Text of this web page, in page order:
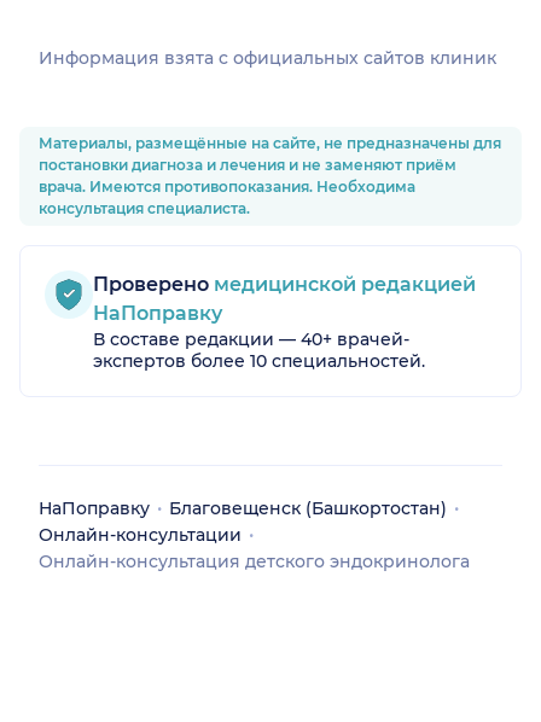
Информация взята c официальных сайтов клиник
Материалы, размещённые на сайте, не предназначены для
постановки диагноза и лечения и не заменяют приём
врача. Имеются противопоказания. Необходима
консультация специалиста.
Проверено медицинской редакцией
НаПоправку
В составе редакции — 40+ врачей-
экспертов более 10 специальностей.
НаПоправку
Благовещенск (Башкортостан)
Онлайн-консультации
Онлайн-консультация детского эндокринолога